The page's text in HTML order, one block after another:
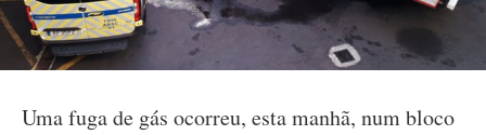
Uma fuga de gás ocorreu, esta manhã, num bloco